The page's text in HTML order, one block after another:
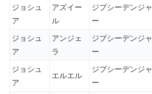
ジョシュ
ア
アズイー
ル
ジプシーデンジャ
ー
ジョシュ
ア
アンジェ
ラ
ジプシーデンジャ
ー
ジョシュ
ア
エルエル
ジプシーデンジャ
ー